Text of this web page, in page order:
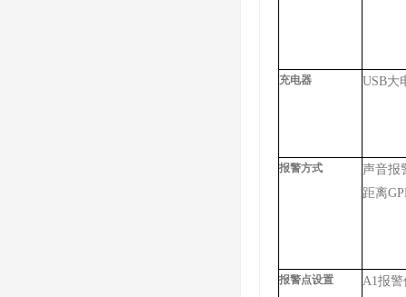
充电器 USB大
报警方式
声音报
距离
报警点设置 A1报